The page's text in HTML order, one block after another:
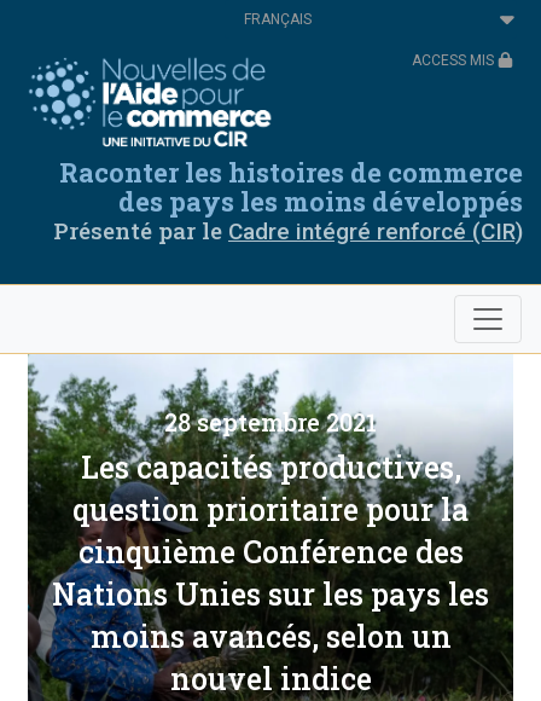
principal
Select
your
ACCESS MIS
Raconter les histoires de commerce
des pays les moins développés
Présenté par le Cadre intégré renforcé (CIR)
28 septembre 2021
Les capacités productives,
question prioritaire pour la
cinquième Conférence des
Nations Unies sur les pays les
moins avancés, selon un
nouvel indice